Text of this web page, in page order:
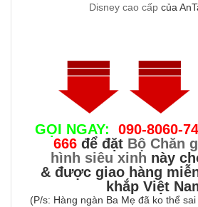
Disney cao cấp của
GỌI NGAY:
090-8060-
666 để đặt Bộ Chăn
hình siêu xinh này
& được giao hàng
khắp Việt
(P/s: Hàng ngàn Ba Mẹ đã ko thể